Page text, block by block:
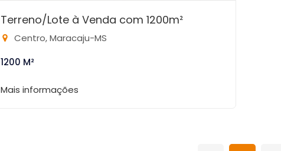
Terreno/Lote à Venda com 1200m²
Centro, Maracaju-MS
1200 M²
Mais informações